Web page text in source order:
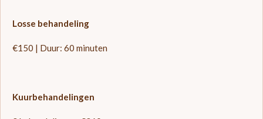
Losse behandeling
€150 | Duur: 60 minuten
Kuurbehandelingen